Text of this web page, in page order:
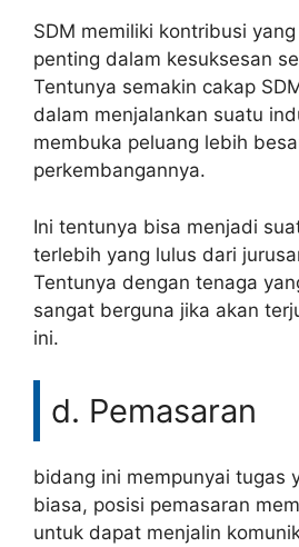
SDM memiliki kontribusi
penting dalam kesuksesan
Tentunya semakin cakap
dalam menjalankan suatu
membuka peluang lebih
perkembangannya.
Ini tentunya bisa menjadi
terlebih yang lulus dari
Tentunya dengan tenaga
sangat berguna jika akan
ini.
d. Pemasaran
bidang ini mempunyai tugas
biasa, posisi pemasaran
untuk dapat menjalin